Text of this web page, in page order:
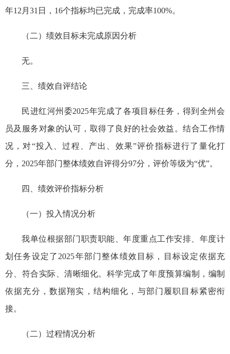
年12月31日，16个指标均已完成，完成率100%。
（二）绩效目标未完成原因分析
无。
三、绩效自评结论
民进红河州委2025年完成了各项目标任务，得到全州会
员及服务对象的认可，取得了良好的社会效益。结合工作情
况，对“投入、过程、产出、效果”评价指标进行了量化打
分，2025年部门整体绩效自评得分97分，评价等级为“优”。
四、绩效评价指标分析
（一）投入情况分析
我单位根据部门职责职能、年度重点工作安排、年度计
划任务设定了2025年部门整体绩效目标，目标设定依据充
分、符合实际、清晰细化。科学完成了年度预算编制，编制
依据充分，数据翔实 ，结构细化，与部门履职目标紧密衔
接。
（二）过程情况分析